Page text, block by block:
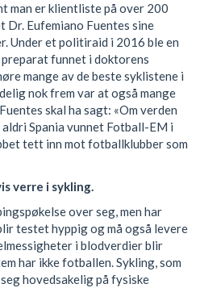
man er klientliste på over 200
Dr. Eufemiano Fuentes sine
Under et politiraid i 2016 ble en
funnet i doktorens
mange av de beste syklistene i
nok frem var at også mange
skal ha sagt: «Om verden
Spania vunnet Fotball-EM i
tett inn mot fotballklubber som
verre i sykling.
over seg, men har
testet hyppig og må også levere
i blodverdier blir
har ikke fotballen. Sykling, som
hovedsakelig på fysiske